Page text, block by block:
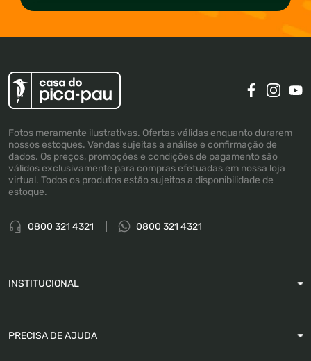
Fotos meramente ilustrativas. Ofertas válidas enquanto durarem
nossos estoques. Vendas sujeitas a análise e confirmação de
dados. Os preços, promoções e condições de pagamento são
válidos exclusivamente para compras efetuadas em nossa loja
virtual. Todos os produtos estão sujeitos a disponibilidade de
estoque.
0800 321 4321 0800 321 4321
INSTITUCIONAL
PRECISA DE AJUDA